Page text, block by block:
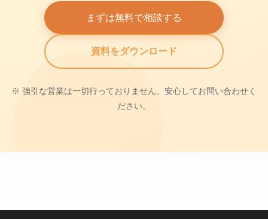
まずは無料で相談する
資料をダウンロード
※ 強引な営業は一切行っておりません。安心してお問い合わせく
ださい。